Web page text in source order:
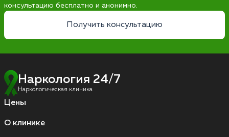
консультацию бесплатно и анонимно.
Получить консультацию
Наркология 24/7
Наркологическая клиника
Цены
О клинике